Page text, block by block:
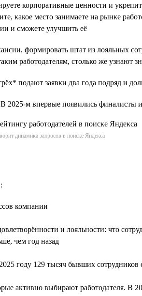
корпоративные ценности и
какое место занимаете на рынке
и сможете улучшить её
формировать штат из лояльных
работодателям, столько же узнают
подают заявки два года подряд и
2025-м впервые появились
динамика запросов в поиске Яндекса
компании
и лояльности: что
чем год назад
году 129 тысяч бывших сотрудников
активно выбирают работодателя. В